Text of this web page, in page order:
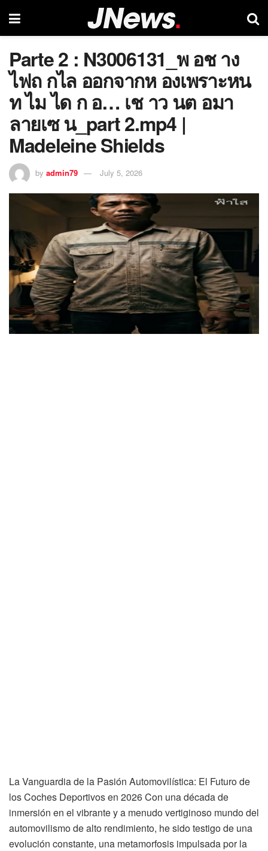
Parte 2 : N3006131_พ อช าง
ไฟถ กไล ออกจากห องเพราะหน
ท ไม ได ก อ… เช าว นต อมา
ลายเซ น_part 2.mp4 |
Madeleine Shields
by admin79 July 5, 2026
La Vanguardia de la Pasión Automovilística: El Futuro de
los Coches Deportivos en 2026 Con una década de
inmersión en el vibrante y a menudo vertiginoso mundo del
automovilismo de alto rendimiento, he sido testigo de una
evolución constante, una metamorfosis impulsada por la